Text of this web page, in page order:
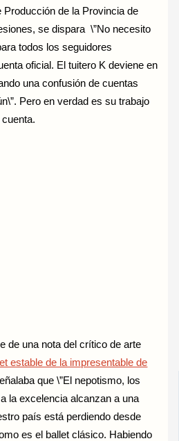
Producción de la Provincia de
se dispara \”No necesito
todos los seguidores
oficial. El tuitero K deviene en
una confusión de cuentas
Pero en verdad es su trabajo
de una nota del crítico de arte
estable de la impresentable de
que \”El nepotismo, los
la excelencia alcanzan a una
país está perdiendo desde
es el ballet clásico. Habiendo